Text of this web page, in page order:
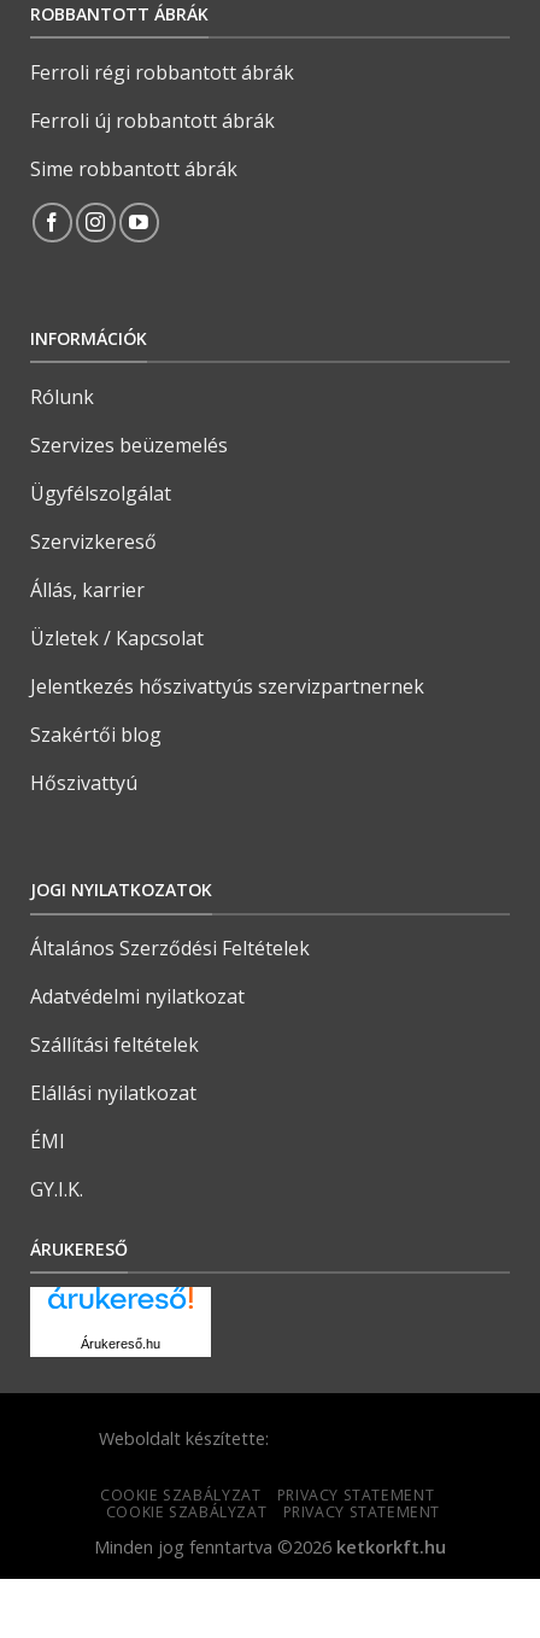
ROBBANTOTT ÁBRÁK
Ferroli régi robbantott ábrák
Ferroli új robbantott ábrák
Sime robbantott ábrák
INFORMÁCIÓK
Rólunk
Szervizes beüzemelés
Ügyfélszolgálat
Szervizkereső
Állás, karrier
Üzletek / Kapcsolat
Jelentkezés hőszivattyús szervizpartnernek
Szakértői blog
Hőszivattyú
JOGI NYILATKOZATOK
Általános Szerződési Feltételek
Adatvédelmi nyilatkozat
Szállítási feltételek
Elállási nyilatkozat
ÉMI
GY.I.K.
ÁRUKERESŐ
Árukereső.hu
Weboldalt készítette:
COOKIE SZABÁLYZAT
PRIVACY STATEMENT
COOKIE SZABÁLYZAT
PRIVACY STATEMENT
Minden jog fenntartva ©2026 ketkorkft.hu